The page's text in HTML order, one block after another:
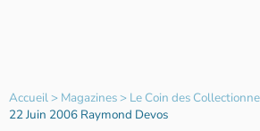
Accueil> Magazines> Le Coin des
22 Juin 2006 Raymond Devos